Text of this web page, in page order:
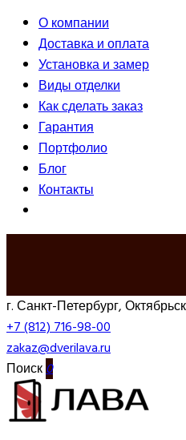
О компании
Доставка и оплата
Установка и замер
Виды отделки
Как сделать заказ
Гарантия
Портфолио
Блог
Контакты
г. Санкт-Петербург,
+7 (812) 716-98-00
zakaz@dverilava.ru
Поиск0